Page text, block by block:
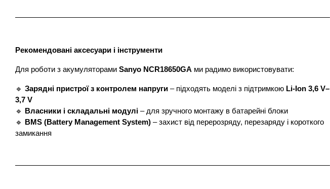
Рекомендовані аксесуари і інструменти
Для роботи з акумуляторами Sanyo NCR18650GA ми радимо використовувати:
🔹 Зарядні пристрої з контролем напруги – підходять моделі з підтримкою Li-Ion 3,6 V–
3,7 V
🔹
Власники і складальні модулі – для зручного монтажу в батарейні блоки
🔹
BMS (Battery Management System) – захист від перерозряду, перезаряду і короткого
замикання